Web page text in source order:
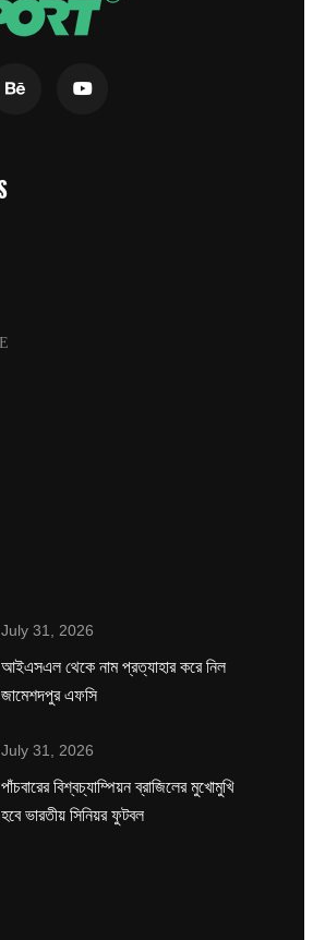
July 31, 2026
‌আইএসএল থেকে নাম প্রত্যাহার করে নিল
জামেশদপুর এফসি
July 31, 2026
পাঁচবারের বিশ্বচ্যাম্পিয়ন ব্রাজিলের মুখোমুখি
হবে ভারতীয় সিনিয়র ফুটবল